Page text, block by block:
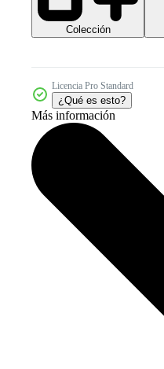
Colección
Licencia Pro Standard
¿Qué es esto?
Más información